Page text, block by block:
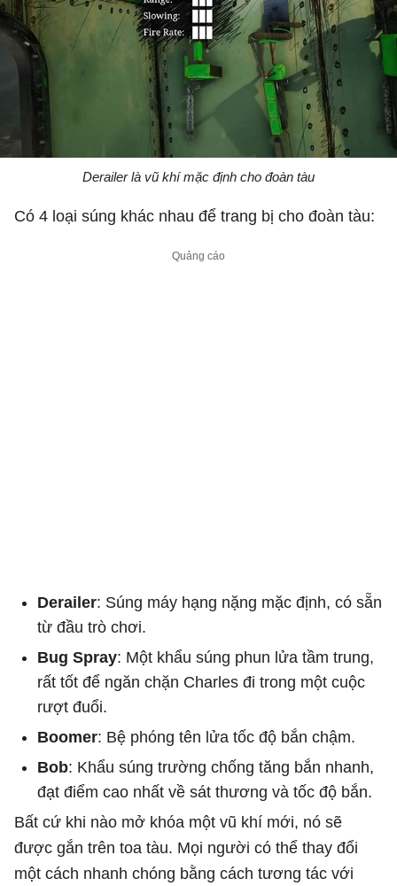
Derailer là vũ khí mặc định cho đoàn tàu
Có 4 loại súng khác nhau để trang bị cho đoàn tàu:
Derailer: Súng máy hạng nặng mặc định, có sẵn
từ đầu trò chơi.
Bug Spray: Một khẩu súng phun lửa tầm trung,
rất tốt để ngăn chặn Charles đi trong một cuộc
rượt đuổi.
Boomer: Bệ phóng tên lửa tốc độ bắn chậm.
Bob: Khẩu súng trường chống tăng bắn nhanh,
đạt điểm cao nhất về sát thương và tốc độ bắn.
Bất cứ khi nào mở khóa một vũ khí mới, nó sẽ
được gắn trên toa tàu. Mọi người có thể thay đổi
một cách nhanh chóng bằng cách tương tác với